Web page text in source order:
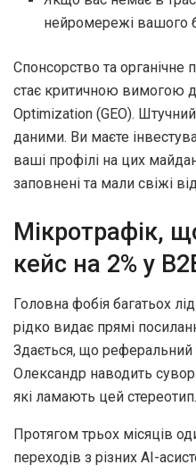
нейромережі вашого
Спонсорство та органічне
стає критичною вимогою
Optimization (GEO).
даними. Ви маєте
ваші профілі на цих
заповнені та мали свіжі
Мікротрафік,
кейс на 2% у
Головна фобія багатьох
рідко видає прямі
Здається, що реферальний
Олександр наводить
які ламають цей стереотип.
Протягом трьох місяців
переходів з різних AI-